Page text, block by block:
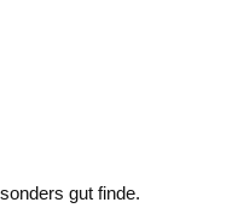
gut finde.